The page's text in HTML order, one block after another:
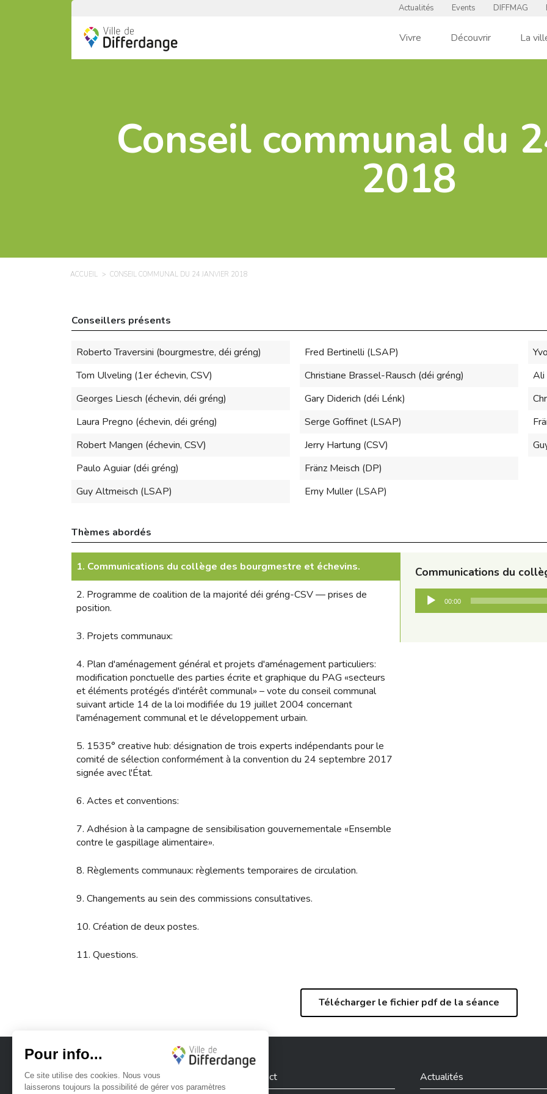
Actualités Events DIFFMAG
Vivre Découvrir La
Conseil communal du
2018
ACCUEIL CONSEIL COMMUNAL DU 24 JANVIER 2018
Conseillers présents
Roberto Traversini (bourgmestre, déi gréng)
Tom Ulveling (1er échevin, CSV)
Georges Liesch (échevin, déi gréng)
Laura Pregno (échevin, déi gréng)
Robert Mangen (échevin, CSV)
Paulo Aguiar (déi gréng)
Guy Altmeisch (LSAP)
Fred Bertinelli (LSAP)
Christiane Brassel-Rausch (déi gréng)
Gary Diderich (déi Lénk)
Serge Goffinet (LSAP)
Jerry Hartung (CSV)
Fränz Meisch (DP)
Erny Muller (LSAP)
Ali
Thèmes abordés
1. Communications du collège des bourgmestre et échevins.
2. Programme de coalition de la majorité déi gréng-CSV — prises de
position.
3. Projets communaux:
4. Plan d'aménagement général et projets d'aménagement particuliers:
modification ponctuelle des parties écrite et graphique du PAG «secteurs
et éléments protégés d'intérêt communal» – vote du conseil communal
suivant article 14 de la loi modifiée du 19 juillet 2004 concernant
l'aménagement communal et le développement urbain.
5. 1535° creative hub: désignation de trois experts indépendants pour le
comité de sélection conformément à la convention du 24 septembre 2017
signée avec l'État.
6. Actes et conventions:
7. Adhésion à la campagne de sensibilisation gouvernementale «Ensemble
contre le gaspillage alimentaire».
8. Règlements communaux: règlements temporaires de circulation.
9. Changements au sein des commissions consultatives.
10. Création de deux postes.
11. Questions.
Communications du
Lecteur
audio
00:00
Télécharger le fichier pdf de la séance
Contact
Actualités